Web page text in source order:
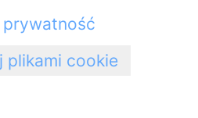
prywatność
plikami cookie